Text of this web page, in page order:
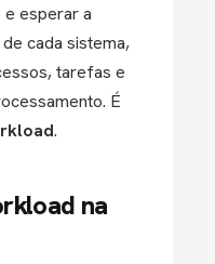
e esperar a
cada sistema,
tarefas e
É
.
na